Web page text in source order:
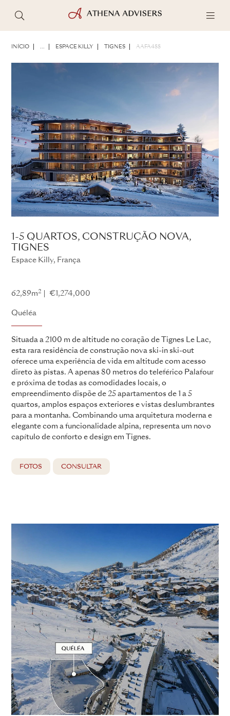
INÍCIO ... ESPACE KILLY TIGNES AAFA488
1-5 QUARTOS, CONSTRUÇÃO NOVA,
TIGNES
Espace Killy, França
62,89m2 €1,274,000
Quéléa
Situada a 2100 m de altitude no coração de Tignes Le Lac,
esta rara residência de construção nova ski-in ski-out
oferece uma experiência de vida em altitude com acesso
direto às pistas. A apenas 80 metros do teleférico Palafour
e próxima de todas as comodidades locais, o
empreendimento dispõe de 25 apartamentos de 1 a 5
quartos, amplos espaços exteriores e vistas deslumbrantes
para a montanha. Combinando uma arquitetura moderna e
elegante com a funcionalidade alpina, representa um novo
capítulo de conforto e design em Tignes.
FOTOS CONSULTAR